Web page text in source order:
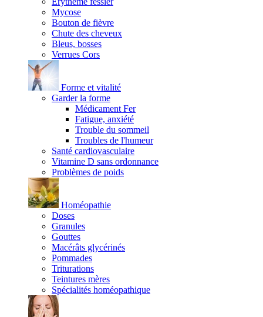
Mycose
Bouton de fièvre
Chute des cheveux
Bleus, bosses
Verrues Cors
Forme et vitalité
Garder la forme
Médicament Fer
Fatigue, anxiété
Trouble du sommeil
Troubles de l'humeur
Santé cardiovasculaire
Vitamine D sans ordonnance
Problèmes de poids
Homéopathie
Doses
Granules
Gouttes
Macérâts glycérinés
Pommades
Triturations
Teintures mères
Spécialités homéopathique